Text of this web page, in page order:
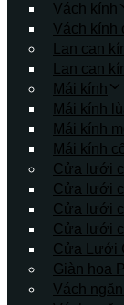
Vách kính
Vách kính
Lan can
Lan can
Mái kính
Mái kính
Mái kính
Mái kính
Cửa lưới
Cửa lưới
Cửa lưới
Cửa lưới
Cửa Lưới
Giàn hoa
Vách